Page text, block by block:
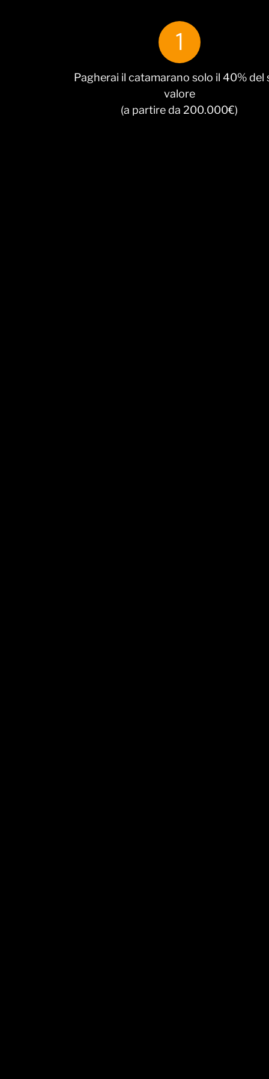
1
Pagherai il catamarano solo il 40% del
valore
(a partire da 200.000€)